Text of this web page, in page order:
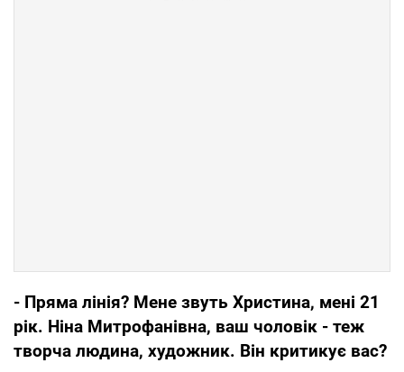
- Пряма лінія? Мене звуть Христина, мені 21
рік. Ніна Митрофанівна, ваш чоловік - теж
творча людина, художник. Він критикує вас?